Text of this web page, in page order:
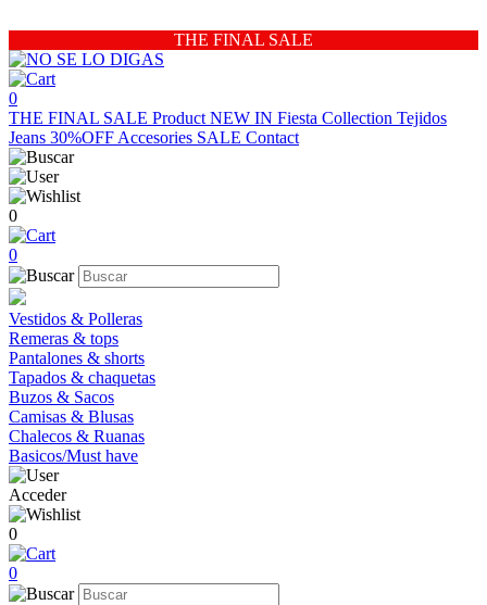
THE FINAL SALE
0
THE FINAL SALE Product NEW IN Fiesta Collection Tejidos
Jeans 30%OFF Accesories SALE Contact
0
0
Vestidos & Polleras
Remeras & tops
Pantalones & shorts
Tapados & chaquetas
Buzos & Sacos
Camisas & Blusas
Chalecos & Ruanas
Basicos/Must have
Acceder
0
0